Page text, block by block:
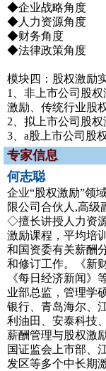
◆企业战略角度
◆人力资源角度
◆财务角度
◆法律政策角度
模块四：股权激励
1、非上市公司股
激励、传统行业股
2、拟上市公司股
3、a股上市公司股
专家信息
何志聪
企业“股权激励”领
限公司合伙人,高级
◇擅长讲授人力资
激励课程，平均培
和国资委有关薪酬
和修订工作。《新
《每日经济新闻》
业部总监，管理学
银行、青岛海尔、
利油田、安泰科技
薪酬管理与股权激
国证监会上市部、
发区等多个中长期